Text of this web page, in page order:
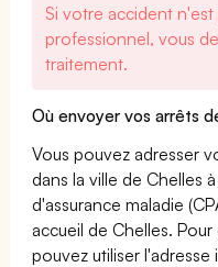
Si votre accident
professionnel, vous
traitement.
Où envoyer vos arrêts
Vous pouvez adresser
dans la ville de Chelles
d'assurance maladie
accueil de Chelles.
pouvez utiliser